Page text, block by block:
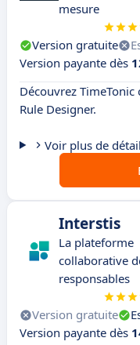
mesure
Version gratuite
Version payante dès
Découvrez
Rule Designer.
Voir plus de
Interstis
La plateforme
collaborative
responsables
Version gratuite
Version payante dès